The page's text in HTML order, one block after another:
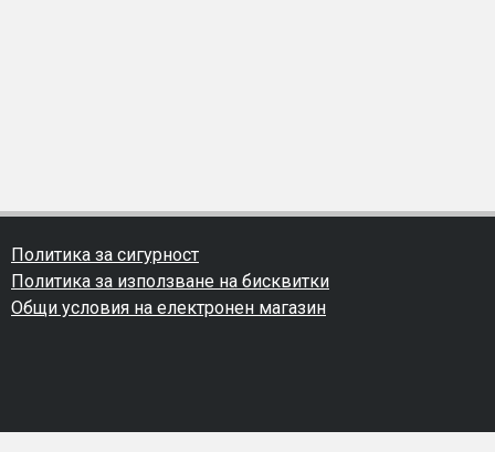
Политика за сигурност
Политика за използване на бисквитки
Общи условия на електронен магазин